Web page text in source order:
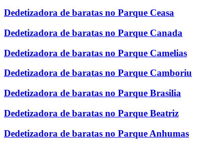
Dedetizadora de baratas no Parque Ceasa
Dedetizadora de baratas no Parque Canada
Dedetizadora de baratas no Parque Camelias
Dedetizadora de baratas no Parque Camboriu
Dedetizadora de baratas no Parque Brasilia
Dedetizadora de baratas no Parque Beatriz
Dedetizadora de baratas no Parque Anhumas